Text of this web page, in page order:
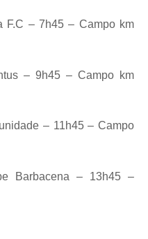
F.C – 7h45 – Campo km
– 9h45 – Campo km
– 11h45 – Campo
Barbacena – 13h45 –